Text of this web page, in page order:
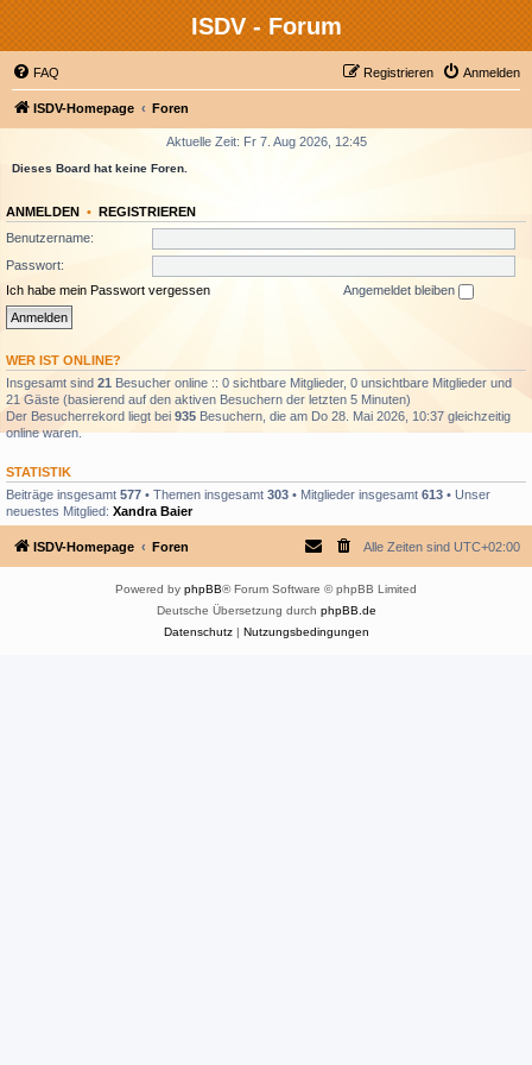
ISDV - Forum
FAQ Anmelden
Registrieren
ISDV-Homepage Foren
Aktuelle Zeit: Fr 7. Aug 2026, 12:45
Dieses Board hat keine Foren.
ANMELDEN • REGISTRIEREN
Benutzername:
Passwort:
Ich habe mein Passwort vergessen
Angemeldet bleiben
WER IST ONLINE?
Insgesamt sind 21 Besucher online :: 0 sichtbare Mitglieder, 0 unsichtbare Mitglieder und
21 Gäste (basierend auf den aktiven Besuchern der letzten 5 Minuten)
Der Besucherrekord liegt bei 935 Besuchern, die am Do 28. Mai 2026, 10:37 gleichzeitig
online waren.
STATISTIK
Beiträge insgesamt 577 • Themen insgesamt 303 • Mitglieder insgesamt 613 • Unser
neuestes Mitglied: Xandra Baier
ISDV-Homepage Foren Alle Zeiten sind UTC+02:00
Powered by phpBB® Forum Software © phpBB Limited
Deutsche Übersetzung durch phpBB.de
Datenschutz| Nutzungsbedingungen